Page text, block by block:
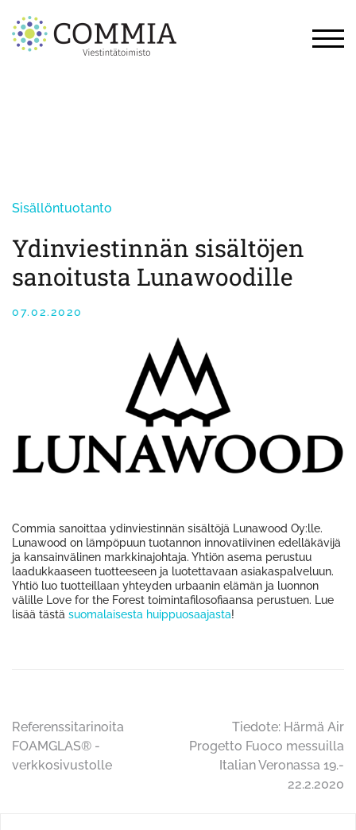
content
Sisällöntuotanto
Ydinviestinnän sisältöjen
sanoitusta Lunawoodille
07.02.2020
Commia sanoittaa ydinviestinnän sisältöjä Lunawood Oy:lle.
Lunawood on lämpöpuun tuotannon innovatiivinen edelläkävijä
ja kansainvälinen markkinajohtaja. Yhtiön asema perustuu
laadukkaaseen tuotteeseen ja luotettavaan asiakaspalveluun.
Yhtiö luo tuotteillaan yhteyden urbaanin elämän ja luonnon
välille Love for the Forest toimintafilosofiaansa perustuen. Lue
lisää tästä suomalaisesta huippuosaajasta!
Artikkelien
selaus
Referenssitarinoita
FOAMGLAS® -
verkkosivustolle
Tiedote: Härmä Air
Progetto Fuoco messuilla
Italian Veronassa 19.-
22.2.2020